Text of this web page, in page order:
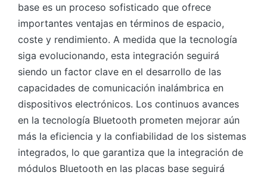
base es un proceso sofisticado que ofrece
importantes ventajas en términos de espacio,
coste y rendimiento. A medida que la tecnología
siga evolucionando, esta integración seguirá
siendo un factor clave en el desarrollo de las
capacidades de comunicación inalámbrica en
dispositivos electrónicos. Los continuos avances
en la tecnología Bluetooth prometen mejorar aún
más la eficiencia y la confiabilidad de los sistemas
integrados, lo que garantiza que la integración de
módulos Bluetooth en las placas base seguirá